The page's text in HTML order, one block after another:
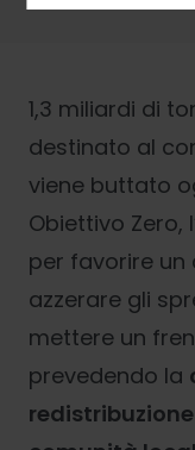
1,3 miliardi di
destinato al
viene buttato
Obiettivo Zero,
per favorire un
azzerare gli
mettere un
prevedendo la